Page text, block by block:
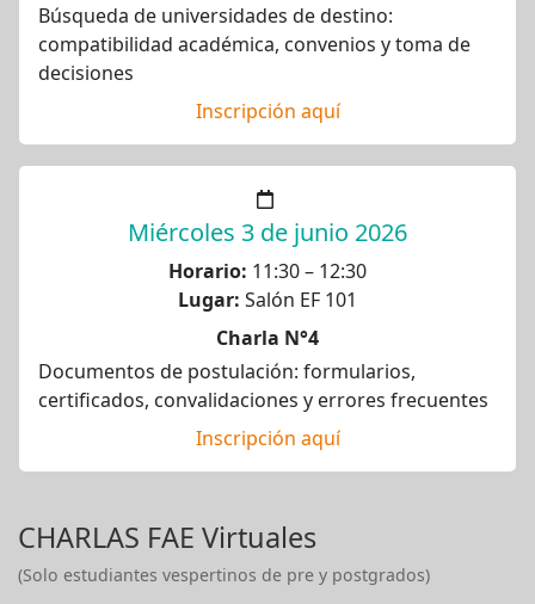
Búsqueda de universidades de destino:
compatibilidad académica, convenios y toma de
decisiones
Inscripción aquí
Miércoles 3 de junio 2026
Horario: 11:30 – 12:30
Lugar: Salón EF 101
Charla N°4
Documentos de postulación: formularios,
certificados, convalidaciones y errores frecuentes
Inscripción aquí
CHARLAS FAE Virtuales
(Solo estudiantes vespertinos de pre y postgrados)